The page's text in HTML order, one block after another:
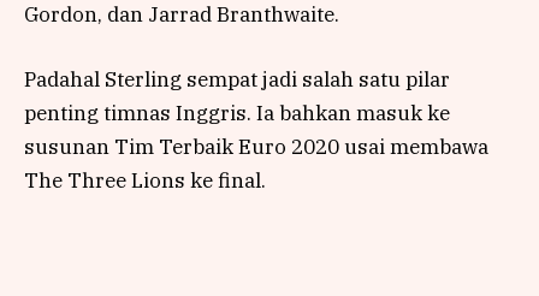
Gordon, dan Jarrad Branthwaite.
Padahal Sterling sempat jadi salah satu pilar
penting timnas Inggris. Ia bahkan masuk ke
susunan Tim Terbaik Euro 2020 usai membawa
The Three Lions ke final.